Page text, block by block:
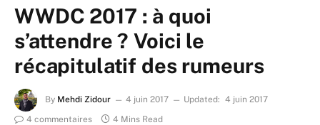
WWDC 2017 : à quoi
s’attendre ? Voici le
récapitulatif des rumeurs
By Mehdi Zidour 4 juin 2017 Updated: 4 juin 2017
4 commentaires
4 Mins Read